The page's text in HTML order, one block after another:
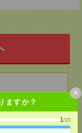
ますか？
1/10
×